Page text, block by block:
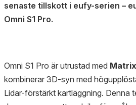
senaste tillskott i eufy-serien –
Omni S1 Pro.
Omni S1 Pro är utrustad med
kombinerar 3D-syn med
Lidar-förstärkt kartläggning. Denna